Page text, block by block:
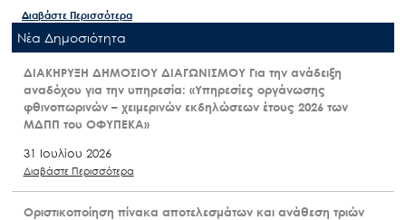
Διαβάστε Περισσότερα
Nέα Δημοσιότητα
ΔΙΑΚΗΡΥΞΗ ΔΗΜΟΣΙΟΥ ΔΙΑΓΩΝΙΣΜΟΥ Για την ανάδειξη
αναδόχου για την υπηρεσία: «Υπηρεσίες οργάνωσης
φθινοπωρινών – χειμερινών εκδηλώσεων έτους 2026 των
ΜΔΠΠ του ΟΦΥΠΕΚΑ»
31 Ιουλίου 2026
Διαβάστε Περισσότερα
Οριστικοποίηση πίνακα αποτελεσμάτων και ανάθεση τριών